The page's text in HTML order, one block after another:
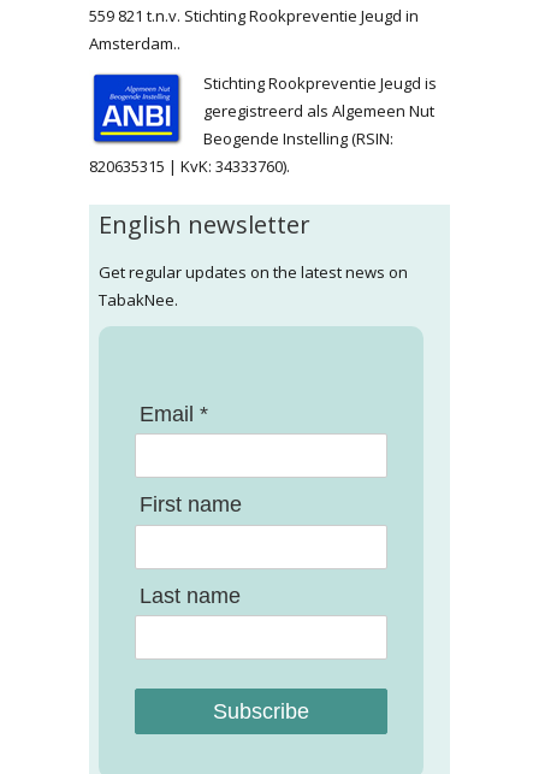
559 821 t.n.v. Stichting Rookpreventie Jeugd in
Amsterdam..
Stichting Rookpreventie Jeugd is
geregistreerd als Algemeen Nut
Beogende Instelling (RSIN:
820635315 | KvK: 34333760).
English newsletter
Get regular updates on the latest news on
TabakNee.
Email *
First name
Last name
Subscribe